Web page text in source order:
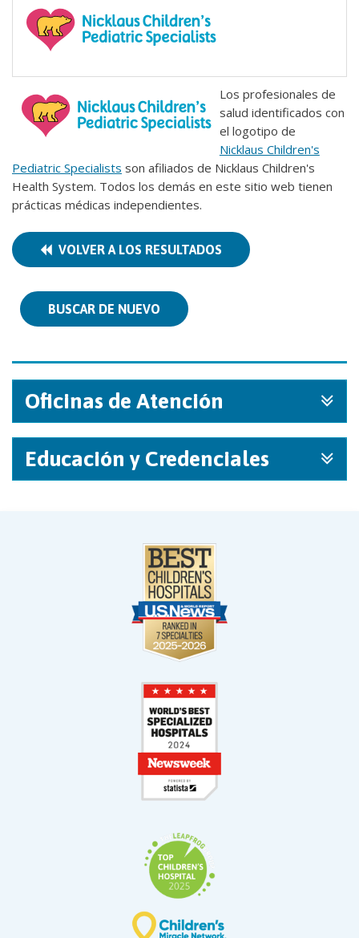
Los profesionales de
salud identificados con
el logotipo de
Nicklaus Children's
Pediatric Specialists son afiliados de Nicklaus Children's
Health System. Todos los demás en este sitio web tienen
prácticas médicas independientes.
VOLVER A LOS RESULTADOS
BUSCAR DE NUEVO
Oficinas de Atención
Educación y Credenciales